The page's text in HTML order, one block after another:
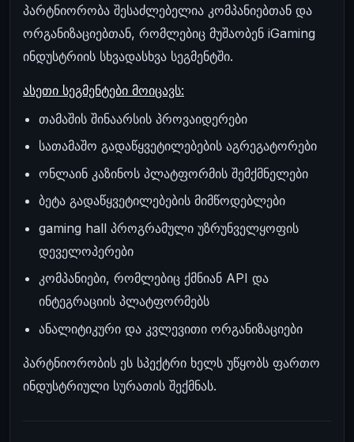
პარტნიორობა შესაძლებელია კომპანიებთან და
ორგანიზაციებთან, რომლებიც მუშაობენ iGaming
ინდუსტრიის სხვადასხვა სეგმენტში.
ასეთი სეგმენტები მოიცავს:
თამაშის შინაარსის პროვაიდერები
სათამაშო გადაწყვეტილებების აგრეგატორები
ონლაინ კაზინოს პლატფორმის შემქმნელები
ბეტა გადაწყვეტილებების მიმწოდებლები
gaming hall პროგრამული უზრუნველყოფის
დეველოპერები
კომპანიები, რომლებიც ქმნიან API და
ინტეგრაციის პლატფორმებს
ანალიტიკური და კვლევითი ორგანიზაციები
პარტნიორობის ეს სპექტრი ხელს უწყობს ფართო
ინდუსტრიული სურათის შექმნას.